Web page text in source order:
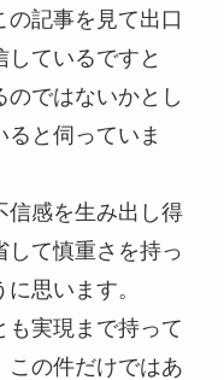
記事を見て出口
ているですと
ではないかとし
と伺っていま
信感を生み出し得
して慎重さを持っ
思います。
も実現まで持って
この件だけではあ